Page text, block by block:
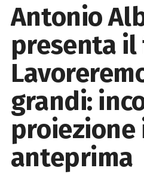
Antonio
presenta il
grandi:
proiezione
anteprima